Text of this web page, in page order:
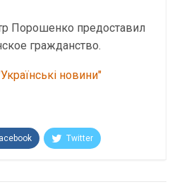
Порошенко предоставил
гражданство.
новини"
Twitter